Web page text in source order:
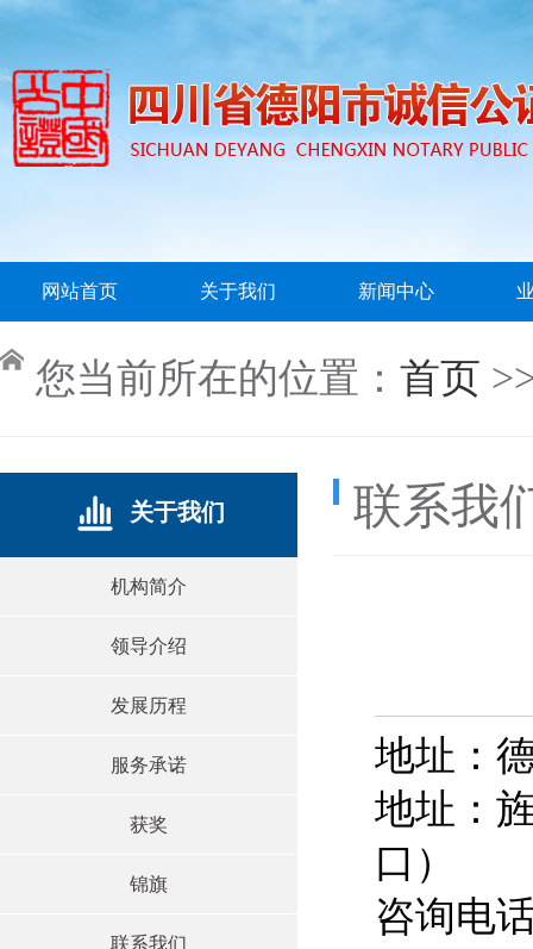
网站首页 关于我们 新闻中心
您当前所在的位置： 首页
关于我们
机构简介
领导介绍
发展历程
服务承诺
获奖
锦旗
联系我们
联系我
地址：
地址：
口）
咨询电